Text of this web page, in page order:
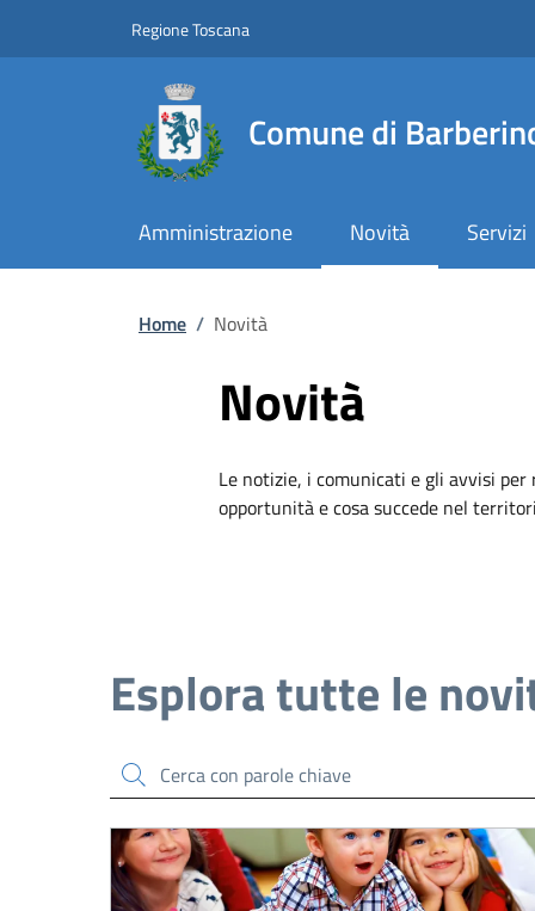
Regione ToscanaSlim top
Comune di
Amministrazione Novità Servizi
Briciole di pane
Home / Novità
Novità
Le notizie, i comunicati e gli avvisi
opportunità e cosa succede nel
Esplora tutte le
Cerca